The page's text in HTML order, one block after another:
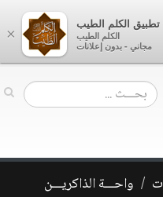
واحـــة الذاكريـــن
×
تطبيق الكلم الطيب
الكلم الطيب
مجاني - بدون إعلانات